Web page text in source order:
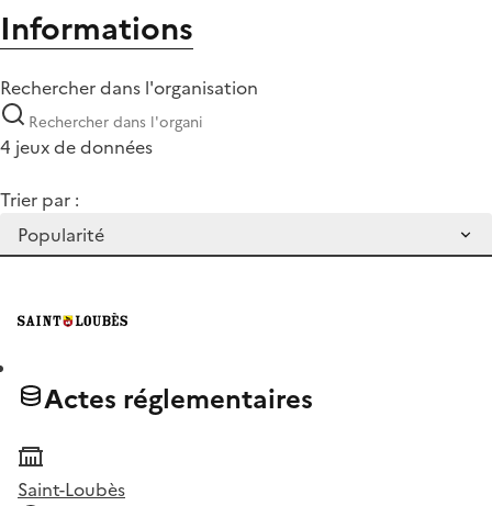
Informations
Rechercher dans l'organisation
4 jeux de données
Trier par :
Actes réglementaires
Saint-Loubès